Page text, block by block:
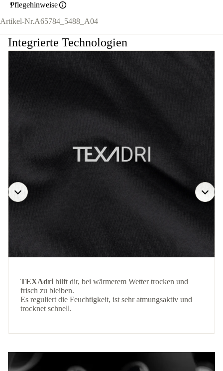
Pflegehinweise
Artikel-Nr.A65784_5488_A04
Integrierte Technologien
TEXAdri hilft dir, bei wärmerem Wetter trocken und
frisch zu bleiben.
Es reguliert die Feuchtigkeit, ist sehr atmungsaktiv und
trocknet schnell.